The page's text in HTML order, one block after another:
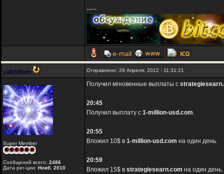
-----
yakodsen Отправлено: 29 Апреля, 2012 - 11:31:21
Super Member
Сообщений всего: 2486
Дата рег-ции: Нояб. 2010
Получил мгновенные выплаты с
20:45
Получил выплату с 1-million-usd.com.
20:55
Вложил 10$ в 1-million-usd.com на один день.
20:59
Вложил 15$ в strategiesearn.com на один день.